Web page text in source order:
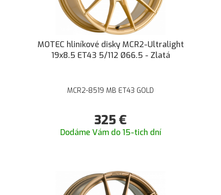
MOTEC hliníkové disky MCR2-Ultralight
19x8.5 ET43 5/112 Ø66.5 - Zlatá
MCR2-8519 MB ET43 GOLD
325€
Dodáme Vám do 15-tich dní